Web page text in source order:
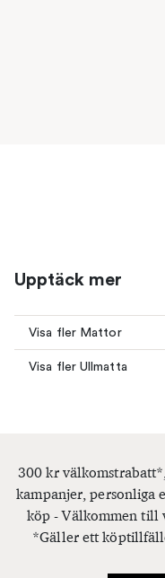
Upptäck mer
Visa fler Mattor
Visa fler Ullmatta
300 kr
kampanjer, personliga
köp - Välkommen till
*Gäller ett